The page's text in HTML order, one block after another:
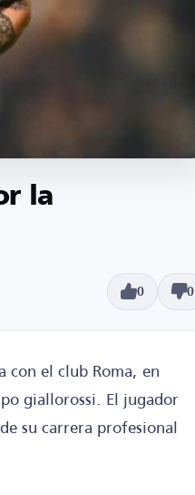
la
0 0
el club Roma, en
giallorossi. El jugador
su carrera profesional